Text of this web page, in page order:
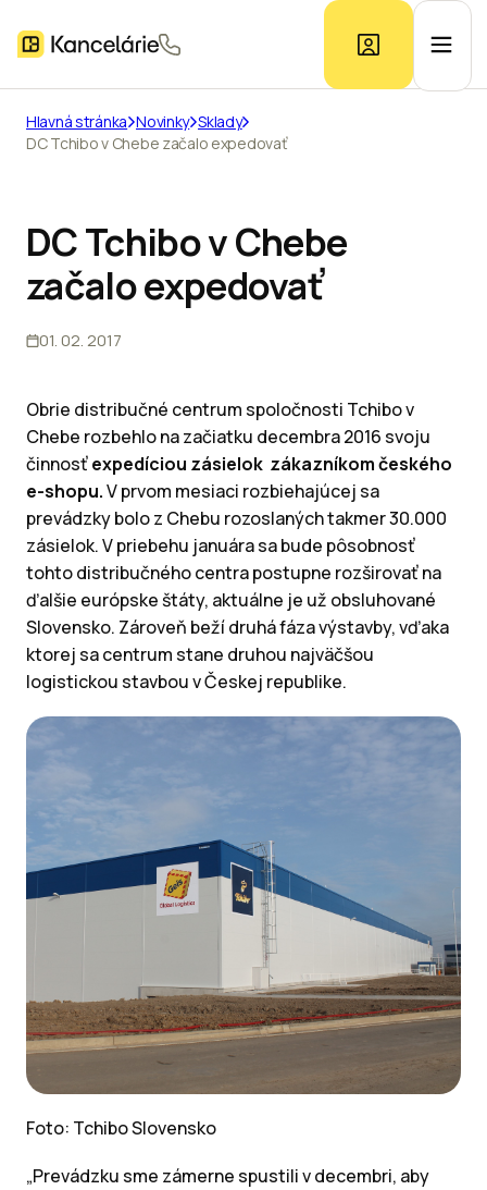
Ponuka kancelárií
Prieskum trhu
Kontakt
Hlavná stránka Novinky Sklady
DC Tchibo v Chebe začalo expedovať
DC Tchibo v Chebe
začalo expedovať
01. 02. 2017
Obrie distribučné centrum spoločnosti Tchibo v
Chebe rozbehlo na začiatku decembra 2016 svoju
činnosťexpedíciou zásielok zákazníkom českého
e-shopu.V prvom mesiaci rozbiehajúcej sa
prevádzky bolo z Chebu rozoslaných takmer 30.000
zásielok. V priebehu januára sa bude pôsobnosť
tohto distribučného centra postupne rozširovať na
ďalšie európske štáty, aktuálne je už obsluhované
Slovensko. Zároveň beží druhá fáza výstavby, vďaka
ktorej sa centrum stane druhou najväčšou
logistickou stavbou v Českej republike.
Foto: Tchibo Slovensko
„Prevádzku sme zámerne spustili v decembri, aby